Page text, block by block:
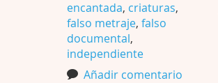
encantada, criaturas,
falso metraje, falso
documental,
independiente
Añadir comentario